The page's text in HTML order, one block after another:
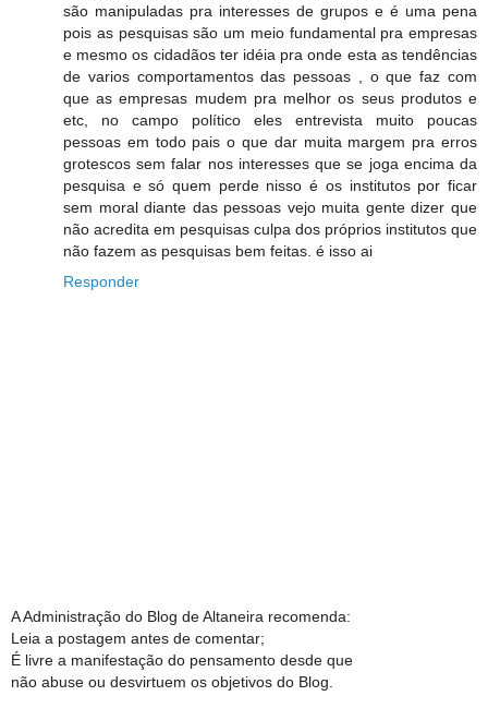
são manipuladas pra interesses de grupos e é uma pena
pois as pesquisas são um meio fundamental pra empresas
e mesmo os cidadãos ter idéia pra onde esta as tendências
de varios comportamentos das pessoas , o que faz com
que as empresas mudem pra melhor os seus produtos e
etc, no campo político eles entrevista muito poucas
pessoas em todo pais o que dar muita margem pra erros
grotescos sem falar nos interesses que se joga encima da
pesquisa e só quem perde nisso é os institutos por ficar
sem moral diante das pessoas vejo muita gente dizer que
não acredita em pesquisas culpa dos próprios institutos que
não fazem as pesquisas bem feitas. é isso ai
Responder
A Administração do Blog de Altaneira recomenda:
Leia a postagem antes de comentar;
É livre a manifestação do pensamento desde que
não abuse ou desvirtuem os objetivos do Blog.